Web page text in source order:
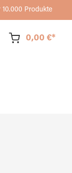
10.000 Produkte
0,00 €*